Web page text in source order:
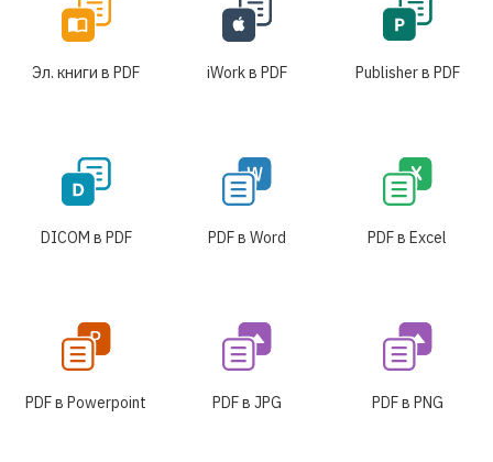
Эл. книги в PDF iWork в PDF Publisher в PDF
DICOM в PDF PDF в Word PDF в Excel
PDF в Powerpoint PDF в JPG PDF в PNG